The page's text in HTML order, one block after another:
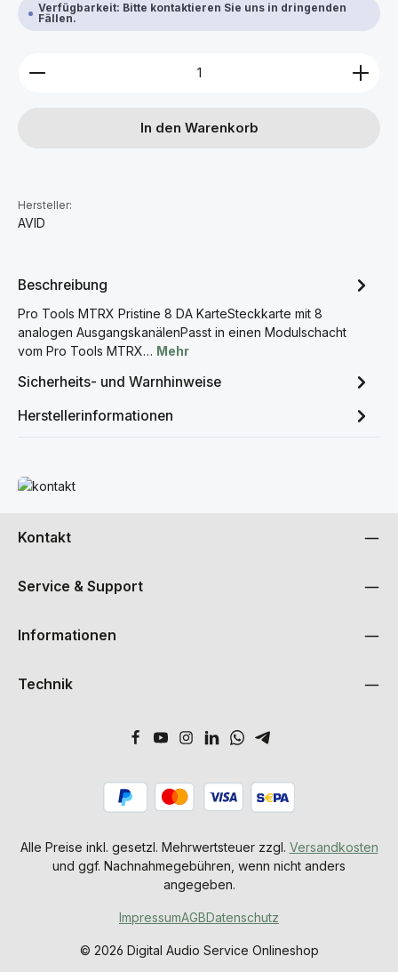
Verfügbarkeit: Bitte kontaktieren Sie uns in dringenden
Fällen.
Produkt Anzahl: Gib den gewünschten Wert ein
In den Warenkorb
Hersteller:
AVID
Beschreibung
Pro Tools MTRX Pristine 8 DA KarteSteckkarte mit 8
analogen AusgangskanälenPasst in einen Modulschacht
vom Pro Tools MTRX… Mehr
Sicherheits- und Warnhinweise
Herstellerinformationen
Mehr erfahren
Kontakt
Service & Support
Informationen
Technik
Alle Preise inkl. gesetzl. Mehrwertsteuer zzgl. Versandkosten
und ggf. Nachnahmegebühren, wenn nicht anders
angegeben.
© 2026 Digital Audio Service Onlineshop
ImpressumAGBDatenschutz